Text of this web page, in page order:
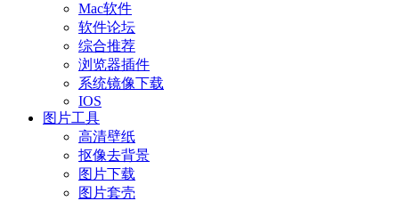
Mac软件
软件论坛
综合推荐
浏览器插件
系统镜像下载
IOS
图片工具
高清壁纸
抠像去背景
图片下载
图片套壳